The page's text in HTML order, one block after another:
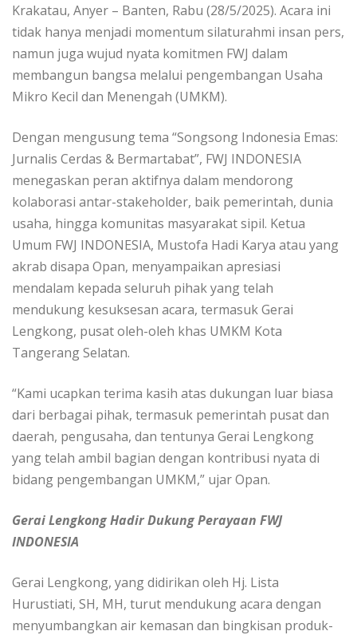
Krakatau, Anyer – Banten, Rabu (28/5/2025). Acara ini
tidak hanya menjadi momentum silaturahmi insan pers,
namun juga wujud nyata komitmen FWJ dalam
membangun bangsa melalui pengembangan Usaha
Mikro Kecil dan Menengah (UMKM).
Dengan mengusung tema “Songsong Indonesia Emas:
Jurnalis Cerdas & Bermartabat”, FWJ INDONESIA
menegaskan peran aktifnya dalam mendorong
kolaborasi antar-stakeholder, baik pemerintah, dunia
usaha, hingga komunitas masyarakat sipil. Ketua
Umum FWJ INDONESIA, Mustofa Hadi Karya atau yang
akrab disapa Opan, menyampaikan apresiasi
mendalam kepada seluruh pihak yang telah
mendukung kesuksesan acara, termasuk Gerai
Lengkong, pusat oleh-oleh khas UMKM Kota
Tangerang Selatan.
“Kami ucapkan terima kasih atas dukungan luar biasa
dari berbagai pihak, termasuk pemerintah pusat dan
daerah, pengusaha, dan tentunya Gerai Lengkong
yang telah ambil bagian dengan kontribusi nyata di
bidang pengembangan UMKM,” ujar Opan.
Gerai Lengkong Hadir Dukung Perayaan FWJ
INDONESIA
Gerai Lengkong, yang didirikan oleh Hj. Lista
Hurustiati, SH, MH, turut mendukung acara dengan
menyumbangkan air kemasan dan bingkisan produk-